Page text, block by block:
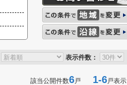
表示件数：
該当公開件数6戸 1-6戸表示